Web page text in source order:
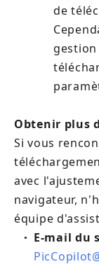
de
gestion
Obtenir plus
Si vous
avec
navigateur,
équipe
● E-mail du